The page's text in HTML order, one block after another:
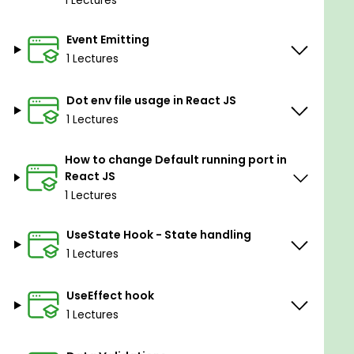
05 How to Change port in React JS
06 How to handle state using useState
07 React Routing
09 How to use Bootstrap in React JS
10 How to use CSS in React JS
Event Emitting
1 Lectures
Dot env file usage in React JS
1 Lectures
How to change Default running port in
React JS
1 Lectures
UseState Hook - State handling
1 Lectures
UseEffect hook
1 Lectures